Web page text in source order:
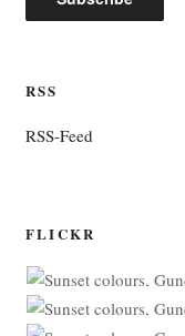
RSS
RSS-Feed
FLICKR